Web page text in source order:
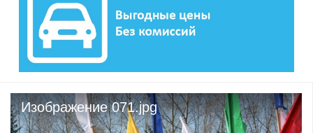
Изображение 071.jpg